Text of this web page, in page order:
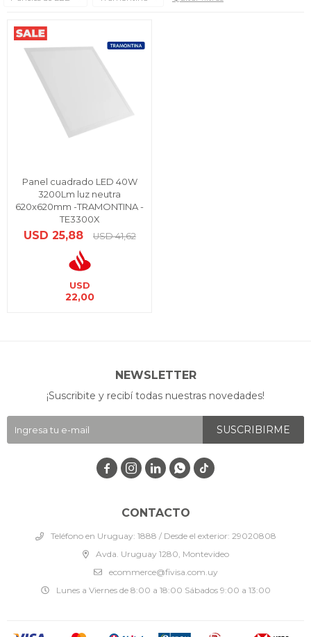
Panel cuadrado LED 40W
3200Lm luz neutra
620x620mm -TRAMONTINA -
TE3300X
USD 25,88 USD 41,62
USD
22,00
CONTACTO
Teléfono en Uruguay: 1888 / Desde el exterior: 29020808
Avda. Uruguay 1280, Montevideo
ecommerce@fivisa.com.uy
Lunes a Viernes de 8:00 a 18:00 Sábados 9:00 a 13:00
NEWSLETTER
¡Suscribite y recibí todas nuestras novedades!
SUSCRIBIRME
   